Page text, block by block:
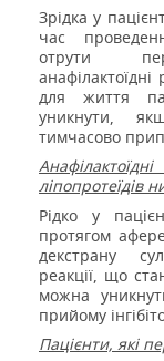
Зрідка у
час
отрути
для життя
уникнути,
тимчасово
ліпопротеїдів
Рідко у
протягом
декстрану
реакції, що
можна
прийому
Пацієнти, які